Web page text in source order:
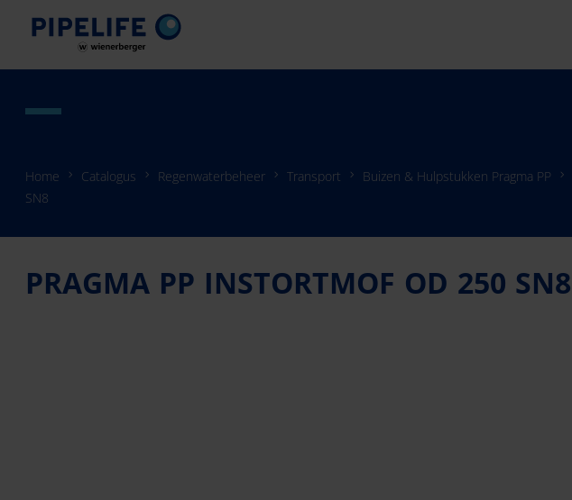
Home Catalogus Regenwaterbeheer Transport Buizen & Hulpstukken Pragma PP
SN8
PRAGMA PP INSTORTMOF OD 250 SN8